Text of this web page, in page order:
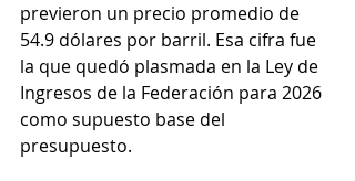
previeron un precio promedio de
54.9 dólares por barril. Esa cifra fue
la que quedó plasmada en la Ley de
Ingresos de la Federación para 2026
como supuesto base del
presupuesto.